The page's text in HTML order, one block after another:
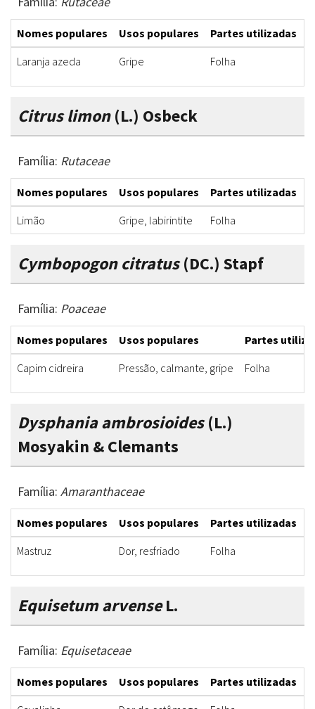
Nomes populares Usos populares Partes utilizadas
Laranja azeda
Gripe Folha
Citrus limon(L.) Osbeck
Família: Rutaceae
Nomes populares Usos populares Partes utilizadas
Limão
Gripe, labirintite Folha
Cymbopogon citratus(DC.) Stapf
Família: Poaceae
Nomes populares Usos populares
Partes
Capim cidreira
Pressão, calmante, gripe Folha
Dysphania ambrosioides(L.)
Mosyakin & Clemants
Família: Amaranthaceae
Nomes populares Usos populares Partes utilizadas
Mastruz
Dor, resfriado Folha
Equisetum arvenseL.
Família: Equisetaceae
Nomes populares Usos populares Partes utilizadas